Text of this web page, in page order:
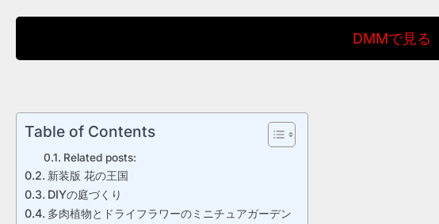
DMMで見る
Table of Contents
Related posts:
新装版 花の王国
DIYの庭づくり
多肉植物とドライフラワーのミニチュアガーデン